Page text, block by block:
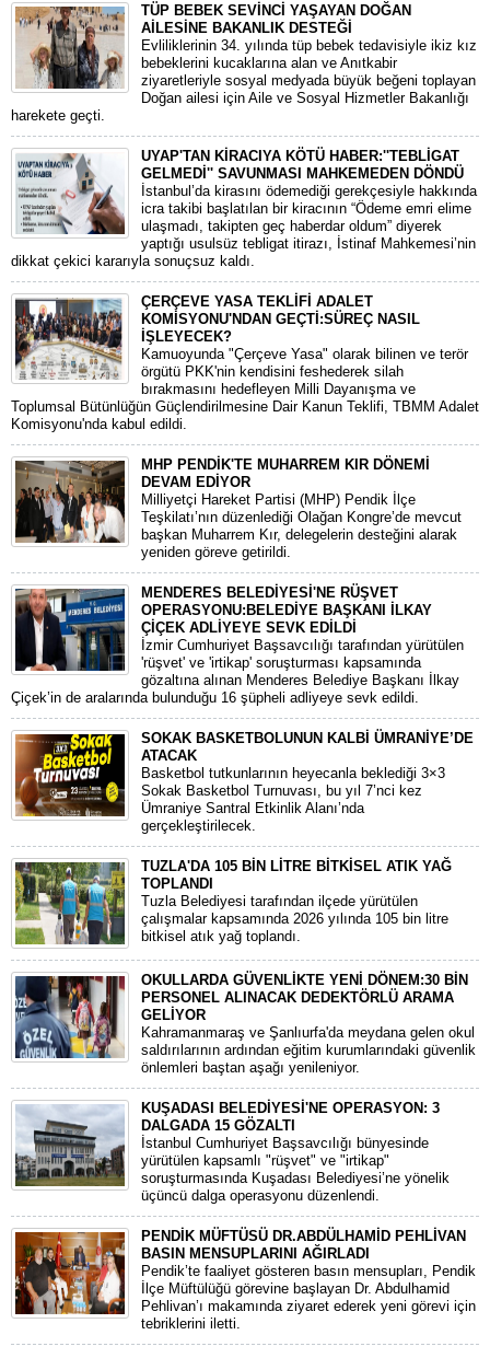
TÜP BEBEK SEVİNCİ YAŞAYAN DOĞAN
AİLESİNE BAKANLIK DESTEĞİ
​Evliliklerinin 34. yılında tüp bebek tedavisiyle ikiz kız
bebeklerini kucaklarına alan ve Anıtkabir
ziyaretleriyle sosyal medyada büyük beğeni toplayan
Doğan ailesi için Aile ve Sosyal Hizmetler Bakanlığı
harekete geçti.
UYAP'TAN KİRACIYA KÖTÜ HABER:''TEBLİGAT
GELMEDİ'' SAVUNMASI MAHKEMEDEN DÖNDÜ
​İstanbul’da kirasını ödemediği gerekçesiyle hakkında
icra takibi başlatılan bir kiracının “Ödeme emri elime
ulaşmadı, takipten geç haberdar oldum” diyerek
yaptığı usulsüz tebligat itirazı, İstinaf Mahkemesi’nin
dikkat çekici kararıyla sonuçsuz kaldı.
ÇERÇEVE YASA TEKLİFİ ADALET
KOMİSYONU'NDAN GEÇTİ:SÜREÇ NASIL
İŞLEYECEK?
​Kamuoyunda "Çerçeve Yasa" olarak bilinen ve terör
örgütü PKK'nin kendisini feshederek silah
bırakmasını hedefleyen Milli Dayanışma ve
Toplumsal Bütünlüğün Güçlendirilmesine Dair Kanun Teklifi, TBMM Adalet
Komisyonu'nda kabul edildi.
MHP PENDİK'TE MUHARREM KIR DÖNEMİ
DEVAM EDİYOR
​Milliyetçi Hareket Partisi (MHP) Pendik İlçe
Teşkilatı’nın düzenlediği Olağan Kongre’de mevcut
başkan Muharrem Kır, delegelerin desteğini alarak
yeniden göreve getirildi.
MENDERES BELEDİYESİ'NE RÜŞVET
OPERASYONU:BELEDİYE BAŞKANI İLKAY
ÇİÇEK ADLİYEYE SEVK EDİLDİ
​İzmir Cumhuriyet Başsavcılığı tarafından yürütülen
'rüşvet' ve 'irtikap' soruşturması kapsamında
gözaltına alınan Menderes Belediye Başkanı İlkay
Çiçek’in de aralarında bulunduğu 16 şüpheli adliyeye sevk edildi.
SOKAK BASKETBOLUNUN KALBİ ÜMRANİYE’DE
ATACAK
Basketbol tutkunlarının heyecanla beklediği 3×3
Sokak Basketbol Turnuvası, bu yıl 7’nci kez
Ümraniye Santral Etkinlik Alanı’nda
gerçekleştirilecek.
TUZLA'DA 105 BİN LİTRE BİTKİSEL ATIK YAĞ
TOPLANDI
Tuzla Belediyesi tarafından ilçede yürütülen
çalışmalar kapsamında 2026 yılında 105 bin litre
bitkisel atık yağ toplandı.
OKULLARDA GÜVENLİKTE YENİ DÖNEM:30 BİN
PERSONEL ALINACAK DEDEKTÖRLÜ ARAMA
GELİYOR
​Kahramanmaraş ve Şanlıurfa'da meydana gelen okul
saldırılarının ardından eğitim kurumlarındaki güvenlik
önlemleri baştan aşağı yenileniyor.
KUŞADASI BELEDİYESİ'NE OPERASYON: 3
DALGADA 15 GÖZALTI
​İstanbul Cumhuriyet Başsavcılığı bünyesinde
yürütülen kapsamlı "rüşvet" ve "irtikap"
soruşturmasında Kuşadası Belediyesi’ne yönelik
üçüncü dalga operasyonu düzenlendi.
PENDİK MÜFTÜSÜ DR.ABDÜLHAMİD PEHLİVAN
BASIN MENSUPLARINI AĞIRLADI
​Pendik’te faaliyet gösteren basın mensupları, Pendik
İlçe Müftülüğü görevine başlayan Dr. Abdulhamid
Pehlivan’ı makamında ziyaret ederek yeni görevi için
tebriklerini iletti.